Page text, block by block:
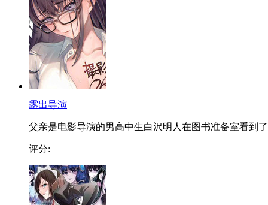
露出导演
父亲是电影导演的男高中生白沢明人在图书准备室看到
评分: